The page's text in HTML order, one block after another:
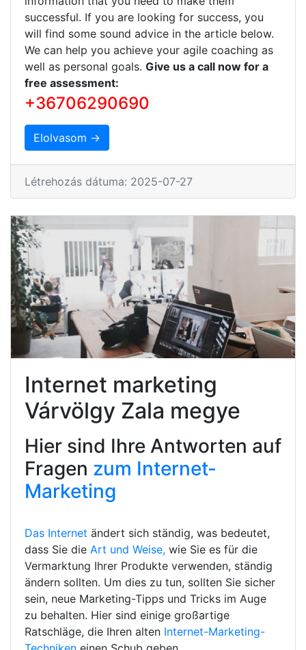
successful. If you are looking for success, you
will find some sound advice in the article below.
We can help you achieve your agile coaching as
well as personal goals. Give us a call now for a
free assessment:
+36706290690
Elolvasom →
Létrehozás dátuma: 2025-07-27
Internet marketing
Várvölgy Zala megye
Hier sind Ihre Antworten auf
Fragen zum Internet-
Marketing
Das Internet ändert sich ständig, was bedeutet,
dass Sie die Art und Weise, wie Sie es für die
Vermarktung Ihrer Produkte verwenden, ständig
ändern sollten. Um dies zu tun, sollten Sie sicher
sein, neue Marketing-Tipps und Tricks im Auge
zu behalten. Hier sind einige großartige
Ratschläge, die Ihren alten Internet-Marketing-